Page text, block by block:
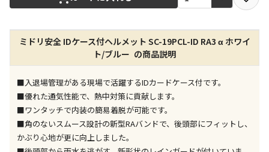
店舗のみで受取できる商品です（宅配便でのお届けが
できません）
※同時購入の商品は、全て同じ店舗での受取となりま
す
特定の店舗のみで受取ができる商品です（宅配便での
お届けができません）
※同時購入の商品は、全て同じ店舗での受取となりま
す
委託業者によりお届けする商品です
ミドリ安全 IDケース付ヘルメット SC-19PCL-ID RA3 α ホワイ
ト/ブルー の商品説明
■入退場管理がある現場で活躍するIDカードケース付です。
■優れた通気性能で、熱中対策に貢献します。
■ワンタッチで内装の簡易着脱が可能です。
■角のないスムース設計の新型RAバンドで、後頭部にフィットし、
かぶり心地が更に向上しました。